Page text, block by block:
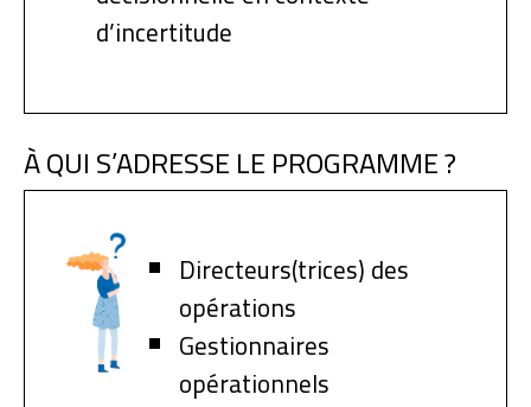
d’incertitude
À QUI S’ADRESSE LE PROGRAMME ?
Directeurs(trices) des
opérations
Gestionnaires
opérationnels